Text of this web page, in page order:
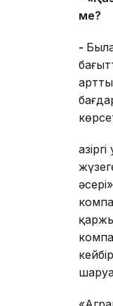
ме?
-